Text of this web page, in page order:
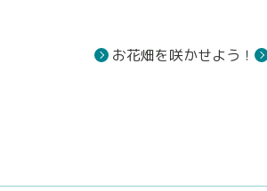
お花畑を咲かせよう！